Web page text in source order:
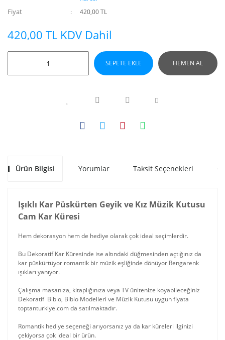
Fiyat 420,00 TL
420,00 TL KDV Dahil
SEPETE EKLE HEMEN AL
Ürün Bilgisi Yorumlar Taksit Seçenekleri
Işıklı Kar Püskürten Geyik ve Kız Müzik Kutusu
Cam Kar Küresi
Hem dekorasyon hem de hediye olarak çok ideal seçimlerdir.
Bu Dekoratif Kar Küresinde ise altındaki düğmesinden açtığınız da
kar püskürtüyor romantik bir müzik eşliğinde dönüyor Rengarenk
ışıkları yanıyor.
Çalışma masanıza, kitaplığınıza veya TV ünitenize koyabileceğiniz
Dekoratif Biblo, Biblo Modelleri ve Müzik Kutusu uygun fiyata
toptanturkiye.com da satılmaktadır.
Romantik hediye seçeneği arıyorsanız ya da kar küreleri ilginizi
çekiyorsa çok ideal bir ürün.